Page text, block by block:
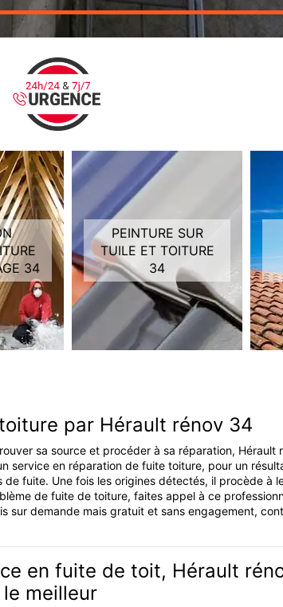
34
PEINTURE SUR
TUILE ET TOITURE
34
par Hérault rénov 34
sa source et procéder à sa réparation, Hérault
service en réparation de fuite toiture, pour un
fuite. Une fois les origines détectés, il procède à
de fuite de toiture, faites appel à ce
sur demande mais gratuit et sans engagement,
en fuite de toit, Hérault
meilleur